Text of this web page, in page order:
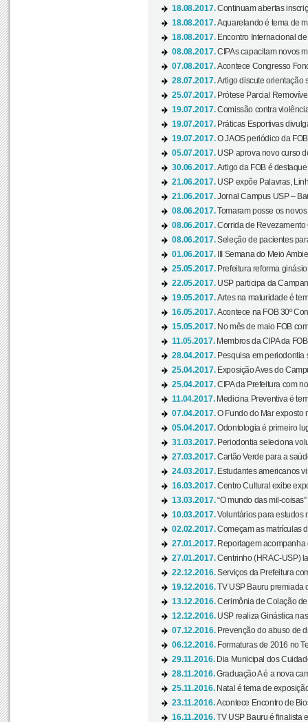
18.08.2017.Continuam abertas
18.08.2017.Aquarelando é tema de
18.08.2017. Encontro Internacional
08.08.2017.CIPAs capacitam novos
07.08.2017.Acontece Congresso
28.07.2017.Artigo discute orientação
25.07.2017. Prótese Parcial
19.07.2017.Comissão contra
19.07.2017. Práticas Esportivas
19.07.2017.O JAOS periódico da
05.07.2017. USP aprova novo curso
30.06.2017.Artigo da FOB é
21.06.2017. USP expõe Palavras,
21.06.2017.Jornal Campus USP –
08.06.2017.Tomaram posse os
08.06.2017.Corrida de Revezamento
08.06.2017.Seleção de pacientes
01.06.2017.
III Semana do Meio
25.05.2017. Prefeitura reforma
22.05.2017. USP participa da
19.05.2017.Artes na maturidade é
16.05.2017.Acontece na FOB 30º
15.05.2017. No mês de maio FOB
11.05.2017. Membros da CIPA da
28.04.2017. Pesquisa em periodontia
25.04.2017. Exposição Aves do
25.04.2017.CIPA da Prefeitura com
11.04.2017. Medicina Preventiva é
07.04.2017.O Fundo do Mar exposto
05.04.2017.Odontologia é primeiro
31.03.2017. Periodontia seleciona
27.03.2017.Cartão Verde para a
24.03.2017. Estudantes americanos
16.03.2017.Centro Cultural exibe
13.03.2017.“O mundo das mil-
10.03.2017.Voluntários para estudos
02.02.2017.Começam as matrículas
27.01.2017. Reportagem
27.01.2017.Centrinho (HRAC-USP)
22.12.2016.Serviços da Prefeitura
19.12.2016.TV USP Bauru premiada
13.12.2016.Cerimônia de Colação
12.12.2016. USP realiza Ginástica
07.12.2016. Prevenção do abuso de
06.12.2016. Formaturas de 2016 no
29.11.2016. Dia Municipal dos
28.11.2016.Graduação A é a nova
25.11.2016. Natal é tema de
23.11.2016.Acontece Encontro de
16.11.2016.TV USP Bauru é finalista